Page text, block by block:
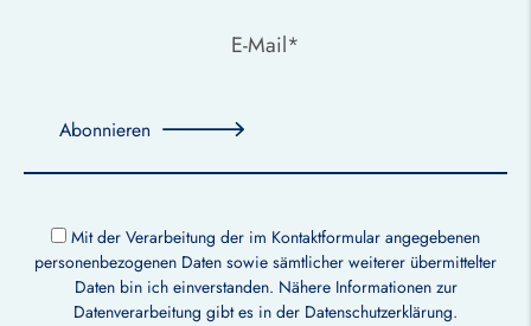
Abonnieren
Mit der Verarbeitung der im Kontaktformular angegebenen
personenbezogenen Daten sowie sämtlicher weiterer übermittelter
Daten bin ich einverstanden. Nähere Informationen zur
Datenverarbeitung gibt es in der Datenschutzerklärung.